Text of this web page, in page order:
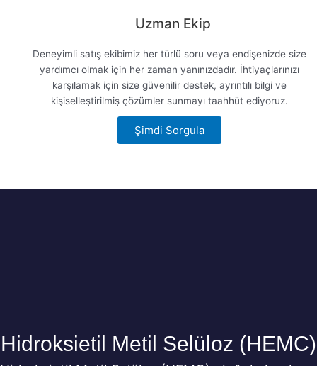
Uzman Ekip
Deneyimli satış ekibimiz her türlü soru veya endişenizde size
yardımcı olmak için her zaman yanınızdadır. İhtiyaçlarınızı
karşılamak için size güvenilir destek, ayrıntılı bilgi ve
kişiselleştirilmiş çözümler sunmayı taahhüt ediyoruz.
Şimdi Sorgula
Hidroksietil Metil Selüloz (HEMC)